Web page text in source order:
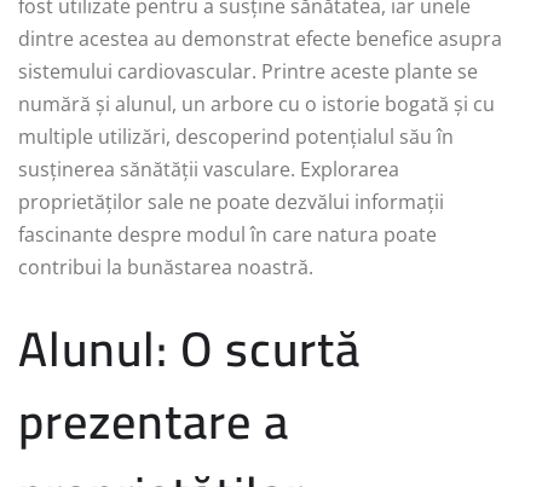
fost utilizate pentru a susține sănătatea, iar unele
dintre acestea au demonstrat efecte benefice asupra
sistemului cardiovascular. Printre aceste plante se
numără și alunul, un arbore cu o istorie bogată și cu
multiple utilizări, descoperind potențialul său în
susținerea sănătății vasculare. Explorarea
proprietăților sale ne poate dezvălui informații
fascinante despre modul în care natura poate
contribui la bunăstarea noastră.
Alunul: O scurtă
prezentare a